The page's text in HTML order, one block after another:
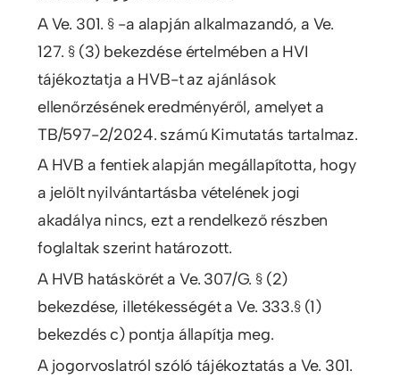
A Ve. 301. § -a alapján alkalmazandó, a Ve.
127. § (3) bekezdése értelmében a HVI
tájékoztatja a HVB-t az ajánlások
ellenőrzésének eredményéről, amelyet a
TB/597-2/2024. számú Kimutatás tartalmaz.
A HVB a fentiek alapján megállapította, hogy
a jelölt nyilvántartásba vételének jogi
akadálya nincs, ezt a rendelkező részben
foglaltak szerint határozott.
A HVB hatáskörét a Ve. 307/G. § (2)
bekezdése, illetékességét a Ve. 333.§ (1)
bekezdés c) pontja állapítja meg.
A jogorvoslatról szóló tájékoztatás a Ve. 301.